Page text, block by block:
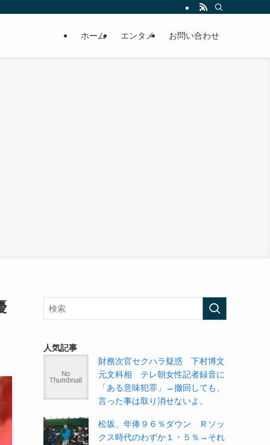
ホーム エンタメ お問い合わせ
人気記事
財務次官セクハラ疑惑 下村博文
元文科相 テレ朝女性記者録音に
「ある意味犯罪」→撤回しても、
言った事は取り消せないよ。
松坂、年俸９６％ダウン Ｒソッ
クス時代のわずか１・５％→それ